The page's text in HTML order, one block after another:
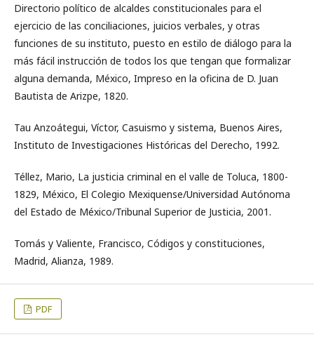
Directorio político de alcaldes constitucionales para el
ejercicio de las conciliaciones, juicios verbales, y otras
funciones de su instituto, puesto en estilo de diálogo para la
más fácil instrucción de todos los que tengan que formalizar
alguna demanda, México, Impreso en la oficina de D. Juan
Bautista de Arizpe, 1820.
Tau Anzoátegui, Víctor, Casuismo y sistema, Buenos Aires,
Instituto de Investigaciones Históricas del Derecho, 1992.
Téllez, Mario, La justicia criminal en el valle de Toluca, 1800-
1829, México, El Colegio Mexiquense/Universidad Autónoma
del Estado de México/Tribunal Superior de Justicia, 2001.
Tomás y Valiente, Francisco, Códigos y constituciones,
Madrid, Alianza, 1989.
PDF